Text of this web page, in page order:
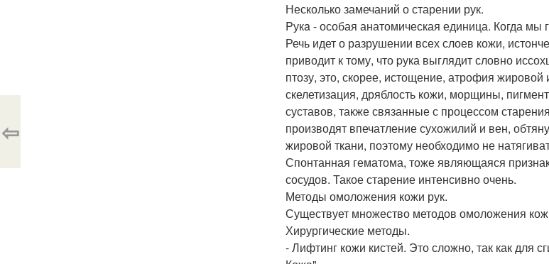
Несколько замечаний о старении рук.
Pукa - особая анатомическая единица. Когда мы
Речь идет о разрушении всех слоев кожи,
приводит к тому, что pука выглядит словно
птозу, это, скорее, истощение, атрофия
скелетизация, дряблость кожи, морщины,
суставов, также связанные с процессом
производят впечатление сухожилий и вен,
жировой ткани, поэтому необходимо не
Спонтанная гематома, тоже являющаяся
сосудов. Такое старение интенсивно очень.
Методы омоложения кожи рук.
Существует множество методов омоложения
Хирургические методы.
- Лифтинг кожи кистей. Это сложно, так как для
⇦